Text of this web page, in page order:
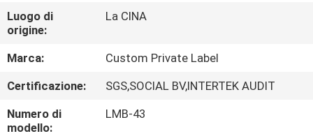
FABBRICA
CONTROLLO
DI
QUALITÀ
Luogo di
origine:
La CINA
Marca:
Custom Private Label
Certificazione:
SGS,SOCIAL BV,INTERTEK AUDIT
Numero di
modello:
LMB-43